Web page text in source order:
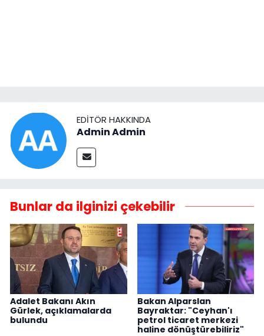
EDITÖR HAKKINDA
Admin Admin
Bunlar da ilginizi çekebilir
Adalet Bakanı Akın
Gürlek, açıklamalarda
bulundu
Bakan Alparslan
Bayraktar: "Ceyhan'ı
petrol ticaret merkezi
haline dönüştürebiliriz"